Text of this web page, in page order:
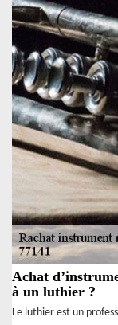
Achat
à un luthier ?
Le luthier est un